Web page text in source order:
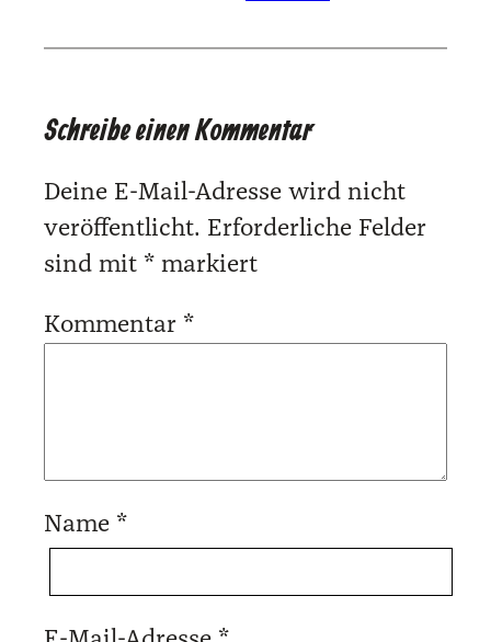
Schreibe einen Kommentar
Deine E-Mail-Adresse wird nicht
veröffentlicht. Erforderliche Felder
sind mit * markiert
Kommentar *
Name *